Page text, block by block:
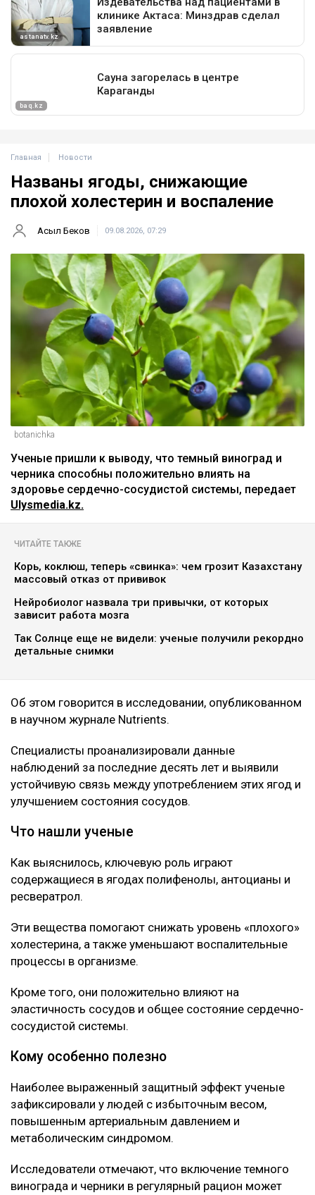
Главная Новости
Названы ягоды, снижающие
плохой холестерин и воспаление
Асыл Беков 09.08.2026, 07:29
botanichka
Ученые пришли к выводу, что темный виноград и
черника способны положительно влиять на
здоровье сердечно-сосудистой системы, передает
Ulysmedia.kz.
ЧИТАЙТЕ ТАКЖЕ
Корь, коклюш, теперь «свинка»: чем грозит Казахстану
массовый отказ от прививок
Нейробиолог назвала три привычки, от которых
зависит работа мозга
Так Солнце еще не видели: ученые получили рекордно
детальные снимки
Об этом говорится в исследовании, опубликованном
в научном журнале Nutrients.
Специалисты проанализировали данные
наблюдений за последние десять лет и выявили
устойчивую связь между употреблением этих ягод и
улучшением состояния сосудов.
Что нашли ученые
Как выяснилось, ключевую роль играют
содержащиеся в ягодах полифенолы, антоцианы и
ресвератрол.
Эти вещества помогают снижать уровень «плохого»
холестерина, а также уменьшают воспалительные
процессы в организме.
Кроме того, они положительно влияют на
эластичность сосудов и общее состояние сердечно-
сосудистой системы.
Кому особенно полезно
Наиболее выраженный защитный эффект ученые
зафиксировали у людей с избыточным весом,
повышенным артериальным давлением и
метаболическим синдромом.
Исследователи отмечают, что включение темного
винограда и черники в регулярный рацион может